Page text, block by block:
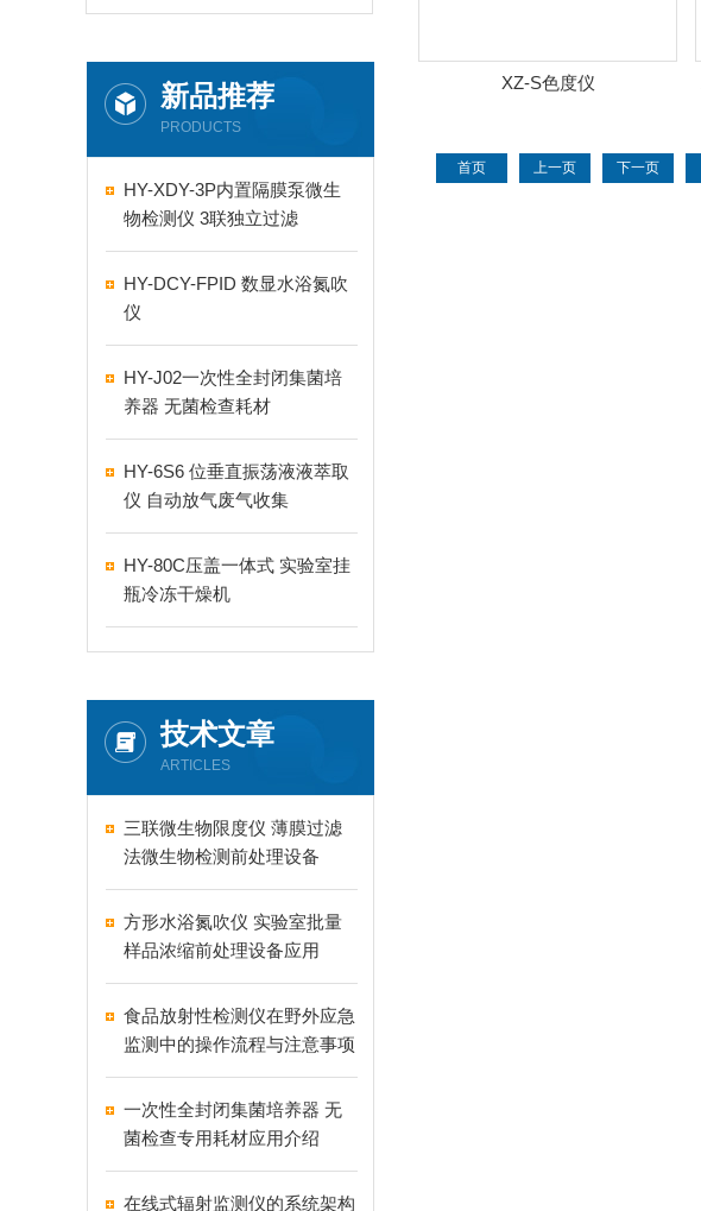
新品推荐
PRODUCTS
HY-XDY-3P内置隔膜泵微生
物检测仪 3联独立过滤
HY-DCY-FPID 数显水浴氮吹
仪
HY-J02一次性全封闭集菌培
养器 无菌检查耗材
HY-6S6 位垂直振荡液液萃取
仪 自动放气废气收集
HY-80C压盖一体式 实验室挂
瓶冷冻干燥机
技术文章
ARTICLES
三联微生物限度仪 薄膜过滤
法微生物检测前处理设备
方形水浴氮吹仪 实验室批量
样品浓缩前处理设备应用
食品放射性检测仪在野外应急
监测中的操作流程与注意事项
一次性全封闭集菌培养器 无
菌检查专用耗材应用介绍
在线式辐射监测仪的系统架构
XZ-S色度仪
首页 上一页 下一页